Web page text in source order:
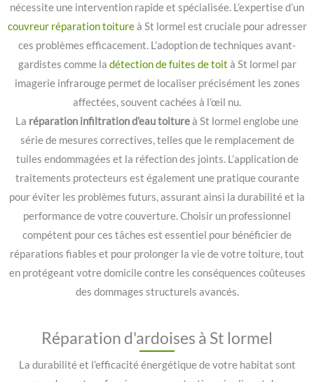
nécessite une intervention rapide et spécialisée. L’expertise d’un
couvreur réparation toitureà St lormel est cruciale pour adresser
ces problèmes efficacement. L’adoption de techniques avant-
gardistes comme la détection de fuites de toit à St lormel par
imagerie infrarouge permet de localiser précisément les zones
affectées, souvent cachées à l’œil nu.
La réparation infiltration d’eau toitureà St lormel englobe une
série de mesures correctives, telles que le remplacement de
tuiles endommagées et la réfection des joints. L’application de
traitements protecteurs est également une pratique courante
pour éviter les problèmes futurs, assurant ainsi la durabilité et la
performance de votre couverture. Choisir un professionnel
compétent pour ces tâches est essentiel pour bénéficier de
réparations fiables et pour prolonger la vie de votre toiture, tout
en protégeant votre domicile contre les conséquences coûteuses
des dommages structurels avancés.
Réparation d'ardoises à St lormel
La durabilité et l’efficacité énergétique de votre habitat sont